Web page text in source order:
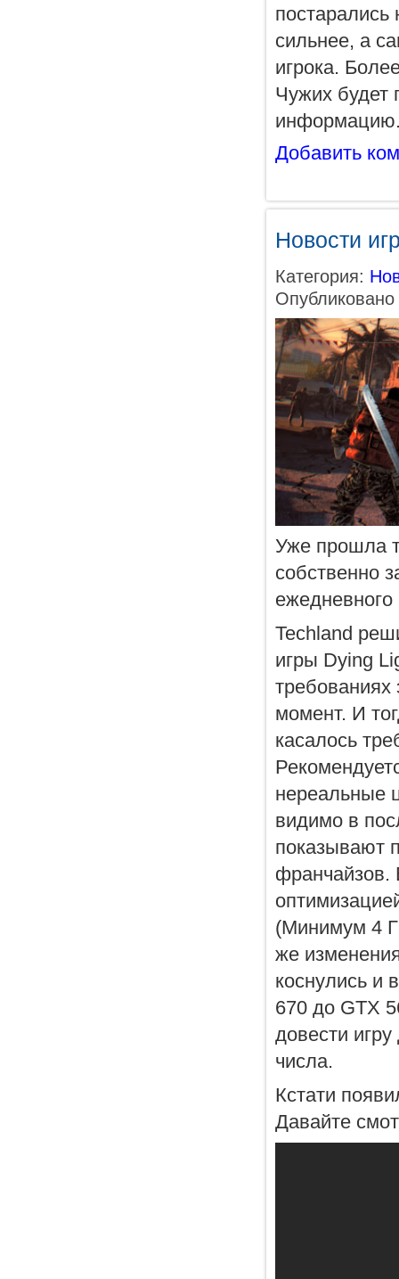
постарались
сильнее, а
игрока.
Чужих будет
Добавить
Новости
Категория:
Уже прошла
собственно
ежедневного
Techland
игры Dying
требованиях
момент. И
касалось
нереальные
видимо в
показывают
франчайзов.
(Минимум 4
же
коснулись и
670 до GTX
довести
числа.
Кстати
Давайте